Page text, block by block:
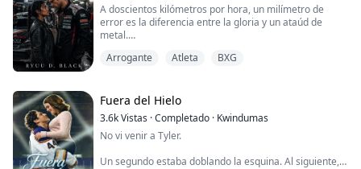
Me ofreció la salvación e...
A doscientos kilómetros por hora, un milímetro de
error es la diferencia entre la gloria y un ataúd de
metal.
contratar. En un mundo dominado por hombres, su
aceptar un trato con el diablo. Y el diablo tiene nombre:
Ares Thorne.
Arrogante, te...
Arrogante Atleta BXG
Fuera del Hielo
3.6kVistas ·Completado · Kwindumas
No vi venir a Tyler.
Un segundo estaba doblando la esquina. Al siguiente,